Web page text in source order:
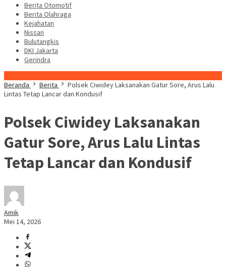
Berita Otomotif
Berita Olahraga
Kejahatan
Nissan
Bulutangkis
DKI Jakarta
Gerindra
Beranda
Berita
Polsek Ciwidey Laksanakan Gatur Sore, Arus Lalu
Lintas Tetap Lancar dan Kondusif
Polsek Ciwidey Laksanakan
Gatur Sore, Arus Lalu Lintas
Tetap Lancar dan Kondusif
Amik
Mei 14, 2026